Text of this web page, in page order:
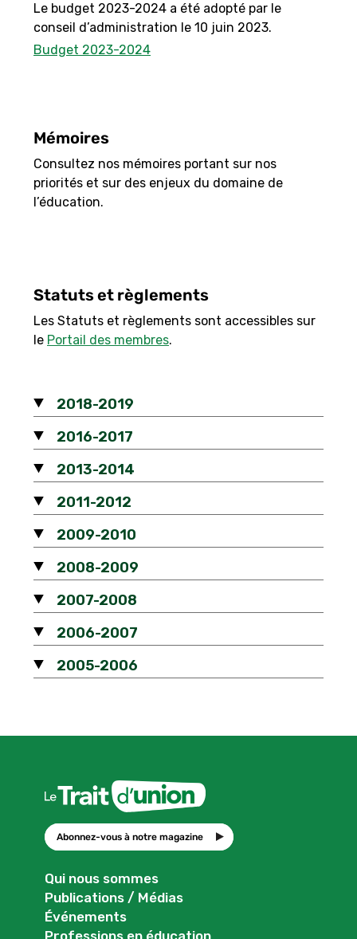
Le budget 2023-2024 a été adopté par le
conseil d’administration le 10 juin 2023.
Budget 2023-2024
Mémoires
Consultez nos mémoires portant sur nos
priorités et sur des enjeux du domaine de
l’éducation.
Statuts et règlements
Les Statuts et règlements sont accessibles sur
le Portail des membres.
2018-2019
2016-2017
2013-2014
2011-2012
2009-2010
2008-2009
2007-2008
2006-2007
2005-2006
Abonnez-vous à notre magazine
Qui nous sommes
Publications / Médias
Événements